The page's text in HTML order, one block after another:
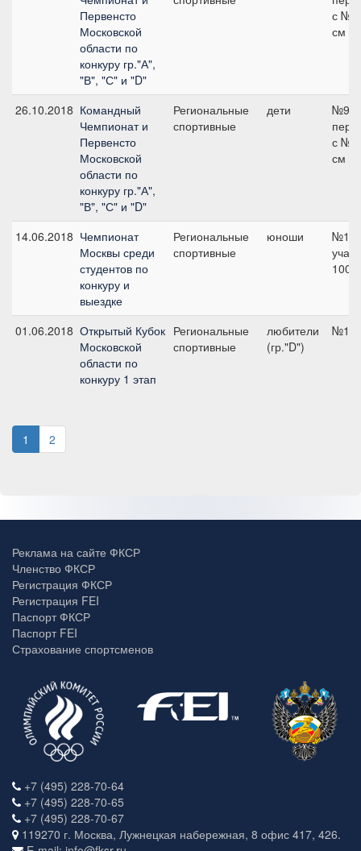
Первенсто
Московской
области по
конкуру гр."А",
"В", "С" и "D"
с
см
26.10.2018 Командный
Чемпионат и
Первенсто
Московской
области по
конкуру гр."А",
"В", "С" и "D"
Региональные
спортивные
дети
№9
с
см
14.06.2018 Чемпионат
Москвы среди
студентов по
конкуру и
выездке
Региональные
спортивные
юноши
№1
100
01.06.2018 Открытый Кубок
Московской
области по
конкуру 1 этап
Региональные
спортивные
любители
(гр."D")
№1,
1 2
Реклама на сайте ФКСР
Членство ФКСР
Регистрация ФКСР
Регистрация FEI
Паспорт ФКСР
Паспорт FEI
Страхование спортсменов
+7 (495) 228-70-64
+7 (495) 228-70-65
+7 (495) 228-70-67
119270 г. Москва, Лужнецкая набережная, 8 офис 417, 426.